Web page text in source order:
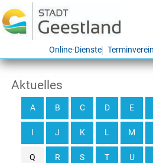
Online-Dienste
Aktuelles
A B C D E
I J K L M
Q R S T U